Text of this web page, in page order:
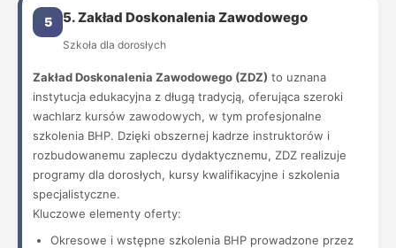
5 5. Zakład Doskonalenia Zawodowego
Szkoła dla dorosłych
Zakład Doskonalenia Zawodowego (ZDZ) to uznana
instytucja edukacyjna z długą tradycją, oferująca szeroki
wachlarz kursów zawodowych, w tym profesjonalne
szkolenia BHP. Dzięki obszernej kadrze instruktorów i
rozbudowanemu zapleczu dydaktycznemu, ZDZ realizuje
programy dla dorosłych, kursy kwalifikacyjne i szkolenia
specjalistyczne.
Kluczowe elementy oferty:
Okresowe i wstępne szkolenia BHP prowadzone przez